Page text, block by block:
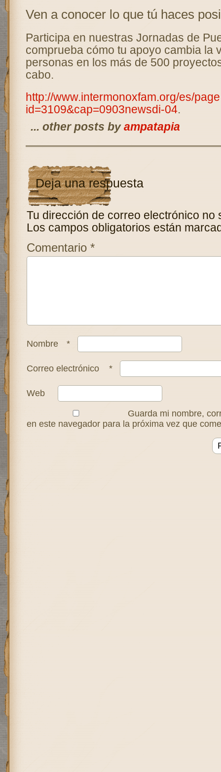
Ven a conocer lo que tú haces
Participa en nuestras Jornadas de
comprueba cómo tu apoyo cambia la
personas en los más de 500
cabo.
http://www.intermonoxfam.org/es/
id=3109&cap=0903newsdi-04.
... other posts byampatapia
Deja una respuesta
Tu dirección de correo electrónico no
Los campos obligatorios están
Comentario *
Nombre *
Correo electrónico *
Web
Guarda mi nombre,
en este navegador para la próxima vez que